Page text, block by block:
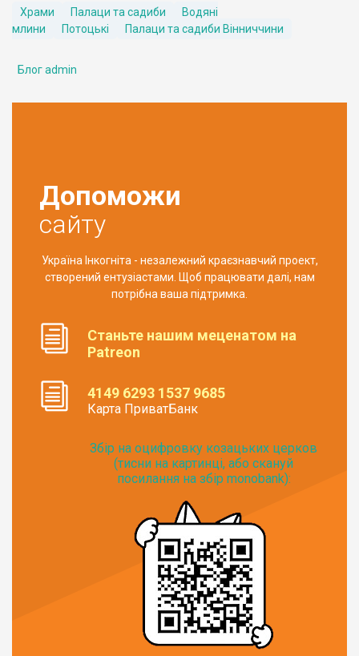
Храми Палаци та садиби
Водяні
млини
Потоцькі Палаци та садиби Вінниччини
Блог admin
Допоможи
сайту
Україна Інкогніта - незалежний краєзнавчий проект,
створений ентузіастами. Щоб працювати далі, нам
потрібна ваша підтримка.
Станьте нашим меценатом на
Patreon
4149 6293 1537 9685
Карта ПриватБанк
Збір на оцифровку козацьких церков
(тисни на картинці, або скануй
посилання на збір monobank):